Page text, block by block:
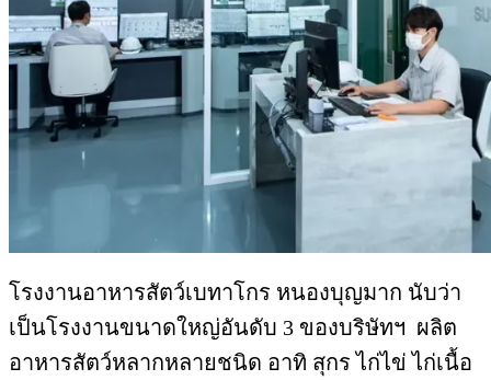
โรงงานอาหารสัตว์เบทาโกร หนองบุญมาก นับว่า
เป็นโรงงานขนาดใหญ่อันดับ 3 ของบริษัทฯ ผลิต
อาหารสัตว์หลากหลายชนิด อาทิ สุกร ไก่ไข่ ไก่เนื้อ